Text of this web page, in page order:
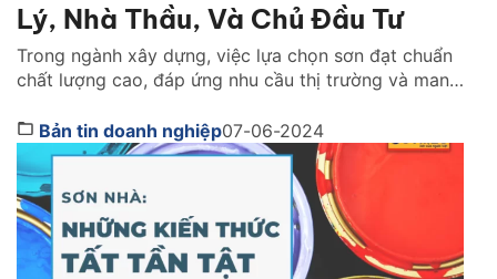
Lý, Nhà Thầu, Và Chủ Đầu Tư
Trong ngành xây dựng, việc lựa chọn sơn đạt chuẩn
chất lượng cao, đáp ứng nhu cầu thị trường và mang
của đại lý phân phối, nhà thầu và chủ đầu tư. Công
ty cổ phần Sơn JYMEC, với danh tiếng về chất lượng
[…]
Bản tin doanh nghiệp07-06-2024